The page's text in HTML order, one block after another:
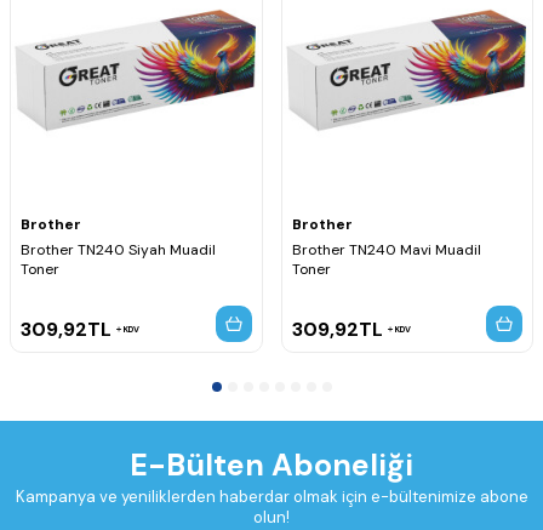
Brother
Brother TN240 Siyah Muadil
Toner
309,92TL KDV
Brother
Brother TN240 Mavi Muadil
Toner
309,92TL KDV
E-Bülten Aboneliği
Kampanya ve yeniliklerden haberdar olmak için e-bültenimize abone
olun!